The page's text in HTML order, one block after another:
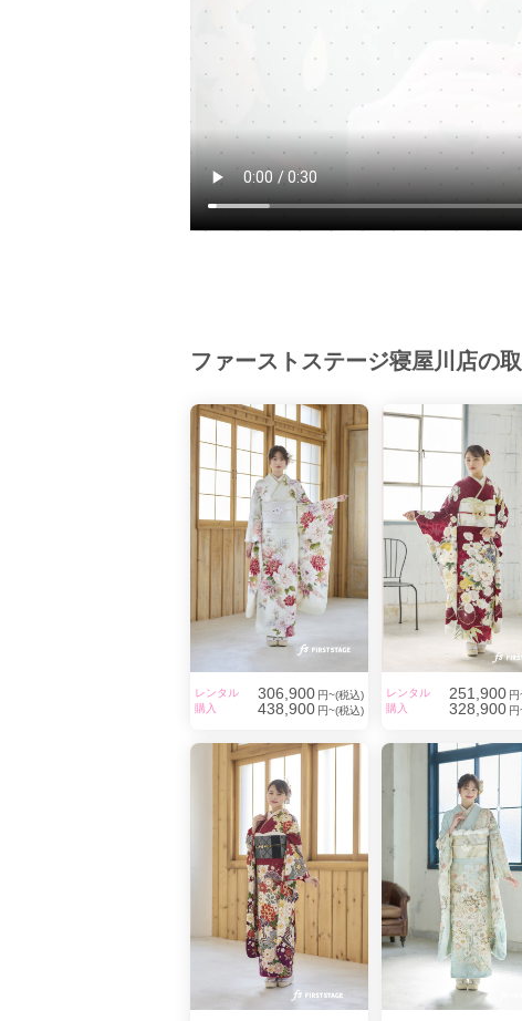
ファーストステージ寝屋川店の
レンタル 306,900 円~(税込)
購入
438,900 円~(税込)
レンタル 251,900
購入
328,900